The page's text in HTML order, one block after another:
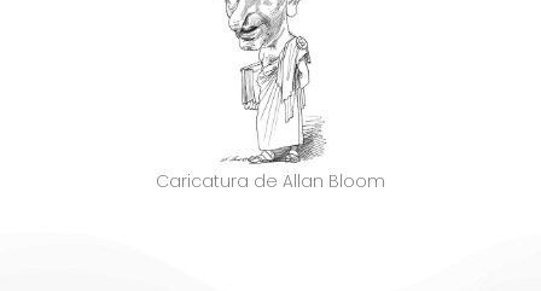
Caricatura de Allan Bloom